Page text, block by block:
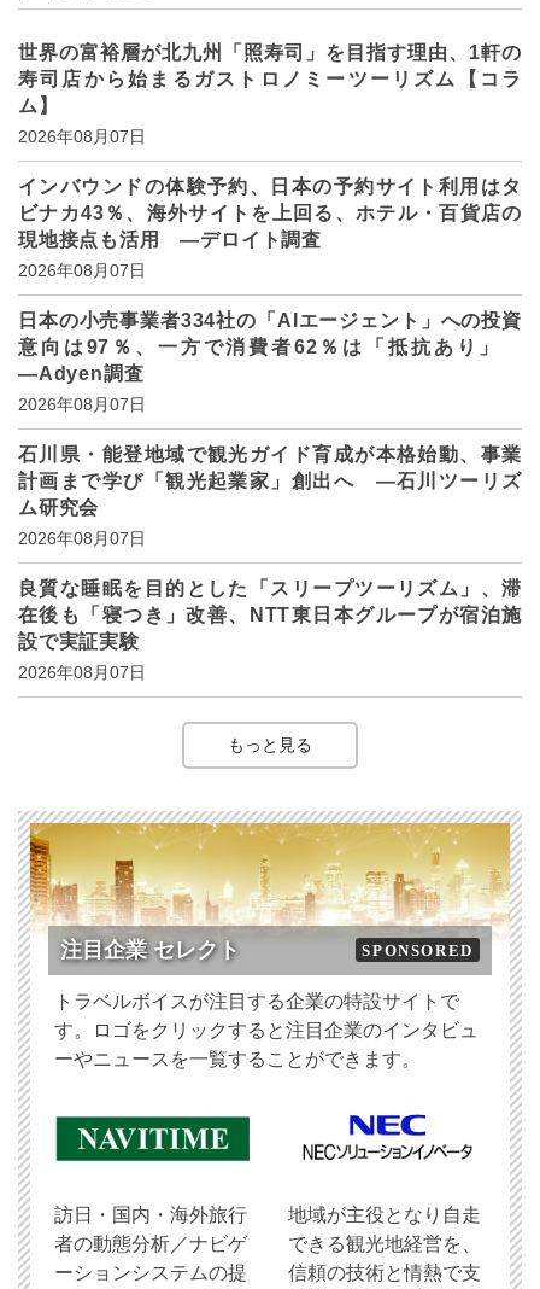
世界の富裕層が北九州「照寿司」を目指す理由、1軒の
寿司店から始まるガストロノミーツーリズム【コラ
ム】
2026年08月07日
インバウンドの体験予約、日本の予約サイト利用はタ
ビナカ43％、海外サイトを上回る、ホテル・百貨店の
現地接点も活用 ―デロイト調査
2026年08月07日
日本の小売事業者334社の「AIエージェント」への投資
意向は97％、一方で消費者62％は「抵抗あり」
―Adyen調査
2026年08月07日
石川県・能登地域で観光ガイド育成が本格始動、事業
計画まで学び「観光起業家」創出へ ―石川ツーリズ
ム研究会
2026年08月07日
良質な睡眠を目的とした「スリープツーリズム」、滞
在後も「寝つき」改善、NTT東日本グループが宿泊施
設で実証実験
2026年08月07日
もっと見る
注目企業 セレクト SPONSORED
トラベルボイスが注目する企業の特設サイトで
す。ロゴをクリックすると注目企業のインタビュ
ーやニュースを一覧することができます。
訪日・国内・海外旅行
者の動態分析／ナビゲ
ーションシステムの提
地域が主役となり自走
できる観光地経営を、
信頼の技術と情熱で支